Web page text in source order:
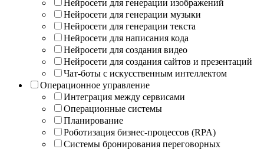
Нейросети для генерации изображений
Нейросети для генерации музыки
Нейросети для генерации текста
Нейросети для написания кода
Нейросети для создания видео
Нейросети для создания сайтов и презентаций
Чат-боты с искусственным интеллектом
Операционное управление
Интеграция между сервисами
Операционные системы
Планирование
Роботизация бизнес-процессов (RPA)
Системы бронирования переговорных